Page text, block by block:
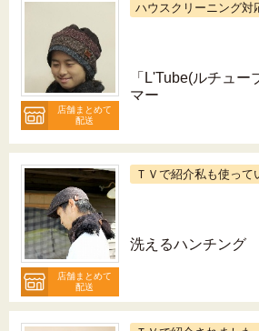
店舗まとめて
配送
ハウスクリーニング対
「L'Tube(ルチュ
マー
店舗まとめて
配送
ＴＶで紹介私も使って
洗えるハンチング